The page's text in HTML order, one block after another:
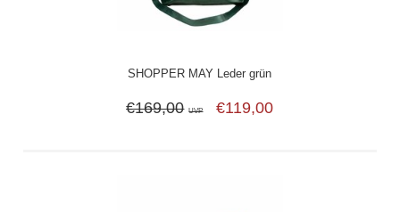
SHOPPER MAY Leder grün
€169,00 UVP €119,00